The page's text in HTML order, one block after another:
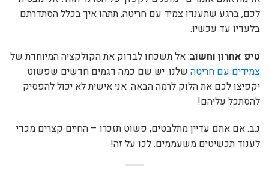
לכם, ברגע שתענדו צמיד עם חריטה, תתהו איך בכלל הסתדרתם
בלעדיו עד עכשיו.
טיפ אחרון וחשוב: אל תשכחו לבדוק את הקולקציה המיוחדת של
צמידים עם חריטה שלנו. יש שם כמה דגמים חדשים שפשוט
יקפיצו לכם את הלוק לרמה הבאה. אני אישית לא יכול להפסיק
להסתכל עליהם!
נ.ב. אם אתם עדיין מתלבטים, פשוט תזכרו – החיים קצרים מכדי
לענוד תכשיטים משעממים. לכו על זה!